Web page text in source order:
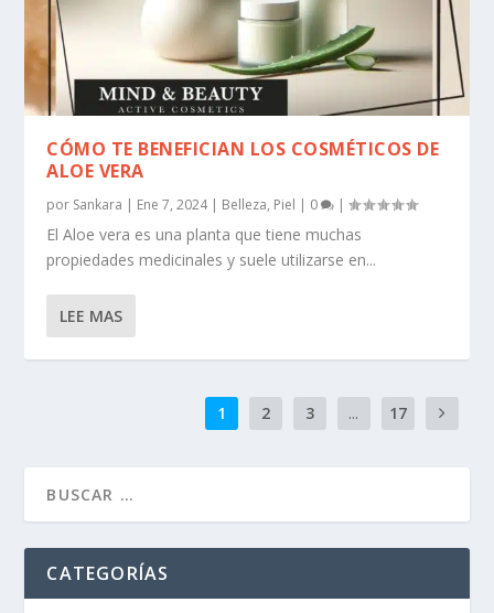
CÓMO TE BENEFICIAN LOS COSMÉTICOS DE
ALOE VERA
por Sankara | Ene 7, 2024| Belleza, Piel | 0 |
El Aloe vera es una planta que tiene muchas
propiedades medicinales y suele utilizarse en...
LEE MAS
1 2 3 ... 17
CATEGORÍAS